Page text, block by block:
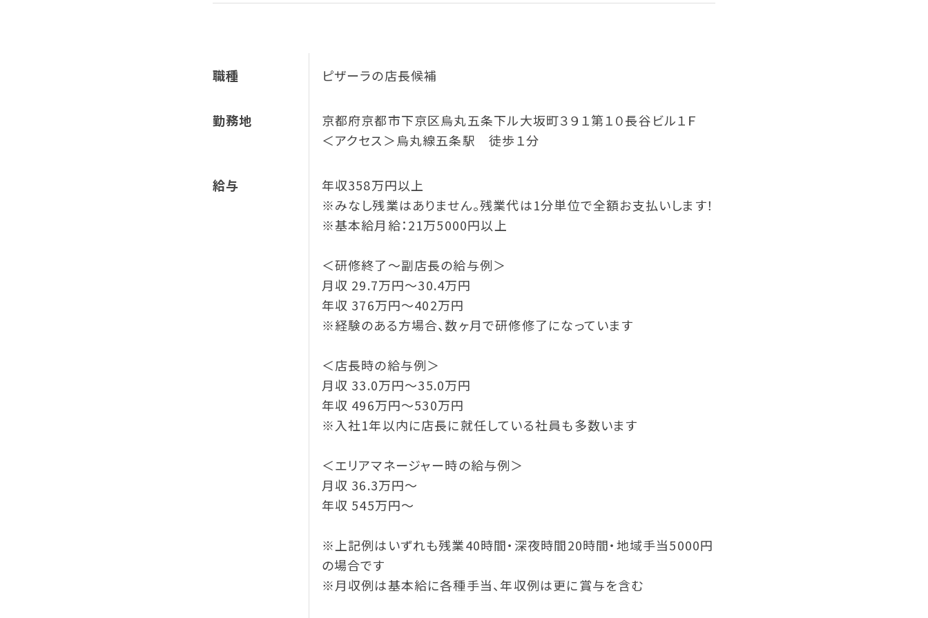
職種 ピザーラの店長候補
勤務地
京都府京都市下京区烏丸五条下ル大坂町３９１第１０長谷ビル１Ｆ
＜アクセス＞烏丸線五条駅 徒歩１分
給与
年収358万円以上
※みなし残業はありません。残業代は1分単位で全額お支払いします！
※基本給月給：21万5000円以上
＜研修終了～副店長の給与例＞
月収 29.7万円～30.4万円
年収 376万円～402万円
※経験のある方場合、数ヶ月で研修修了になっています
＜店長時の給与例＞
月収 33.0万円～35.0万円
年収 496万円～530万円
※入社1年以内に店長に就任している社員も多数います
＜エリアマネージャー時の給与例＞
月収 36.3万円～
年収 545万円～
※上記例はいずれも残業40時間・深夜時間20時間・地域手当5000円
の場合です
※月収例は基本給に各種手当、年収例は更に賞与を含む